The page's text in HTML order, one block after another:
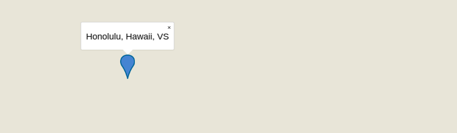
×
Honolulu, Hawaii, VS